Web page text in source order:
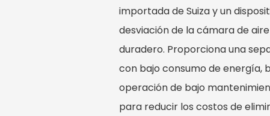
importada de Suiza y un
desviación de la cámara de
duradero. Proporciona una
con bajo consumo de energía,
operación de bajo
para reducir los costos de